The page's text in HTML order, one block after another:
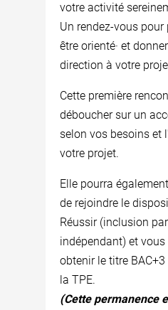
votre activité
Un rendez-vous pour
être orienté· et
direction à votre
Cette première
déboucher sur un
selon vos besoins et
votre projet.
Elle pourra
de rejoindre le
Réussir (inclusion
indépendant) et
obtenir le titre BAC+3
la TPE.
(Cette permanence